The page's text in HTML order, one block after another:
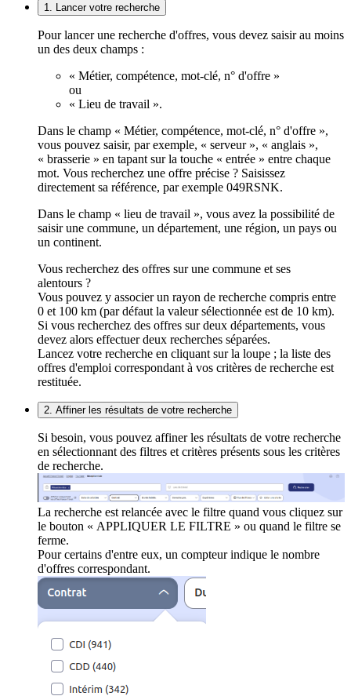
1. Lancer votre recherche
Pour lancer une recherche d'offres, vous devez saisir au moins
un des deux champs :
« Métier, compétence, mot-clé, n° d'offre »
ou
« Lieu de travail ».
Dans le champ « Métier, compétence, mot-clé, n° d'offre »,
vous pouvez saisir, par exemple, « serveur », « anglais »,
« brasserie » en tapant sur la touche « entrée » entre chaque
mot. Vous recherchez une offre précise ? Saisissez
directement sa référence, par exemple 049RSNK.
Dans le champ « lieu de travail », vous avez la possibilité de
saisir une commune, un département, une région, un pays ou
un continent.
Vous recherchez des offres sur une commune et ses
alentours ?
Vous pouvez y associer un rayon de recherche compris entre
0 et 100 km (par défaut la valeur sélectionnée est de 10 km).
Si vous recherchez des offres sur deux départements, vous
devez alors effectuer deux recherches séparées.
Lancez votre recherche en cliquant sur la loupe ; la liste des
offres d'emploi correspondant à vos critères de recherche est
restituée.
2. Affiner les résultats de votre recherche
Si besoin, vous pouvez affiner les résultats de votre recherche
en sélectionnant des filtres et critères présents sous les critères
de recherche.
La recherche est relancée avec le filtre quand vous cliquez sur
le bouton « APPLIQUER LE FILTRE » ou quand le filtre se
ferme.
Pour certains d'entre eux, un compteur indique le nombre
d'offres correspondant.